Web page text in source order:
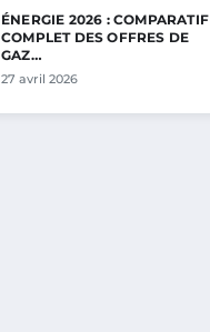
ÉNERGIE 2026 : COMPARATIF
COMPLET DES OFFRES DE
GAZ…
27 avril 2026